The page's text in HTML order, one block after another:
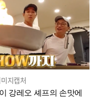
지캡처
강레오 셰프의 손맛에